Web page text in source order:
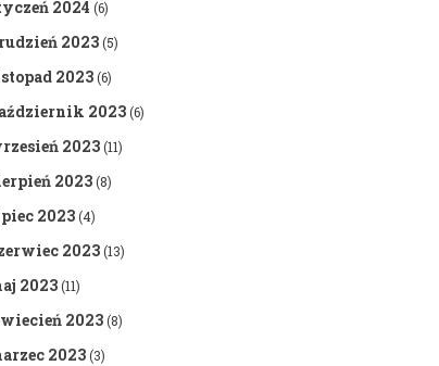
2024 (6)
2023(5)
2023(6)
2023(6)
2023(11)
2023(8)
2023(4)
2023(13)
2023(11)
2023(8)
2023(3)